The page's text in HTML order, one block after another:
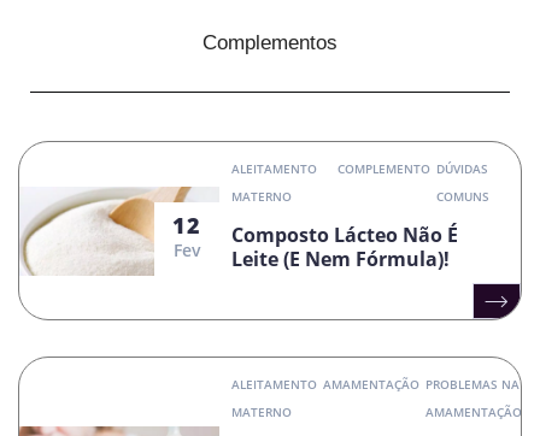
Complementos
12
Fev
ALEITAMENTO
MATERNO
COMPLEMENTO DÚVIDAS
COMUNS
Composto Lácteo Não É
Leite (e Nem Fórmula)!
ALEITAMENTO
MATERNO
AMAMENTAÇÃO PROBLEMAS NA
AMAMENTAÇÃO